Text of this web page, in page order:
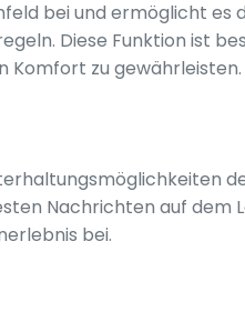
bei und ermöglicht es
Diese Funktion ist
Komfort zu gewährleisten.
Nachrichten auf dem
bei.